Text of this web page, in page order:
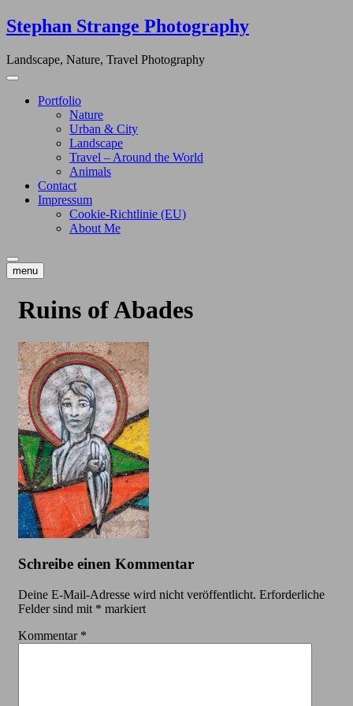
Skip
to
Stephan Strange Photography
Landscape, Nature, Travel Photography
Portfolio
Nature
Urban & City
Landscape
Travel – Around the World
Animals
Contact
Impressum
Cookie-Richtlinie (EU)
About Me
menu
Ruins of Abades
Schreibe einen Kommentar
Deine E-Mail-Adresse wird nicht veröffentlicht. Erforderliche
Felder sind mit * markiert
Kommentar *